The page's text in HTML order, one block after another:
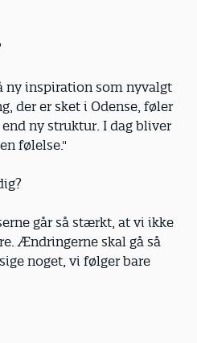
ny inspiration som nyvalgt
der er sket i Odense, føler
ny struktur. I dag bliver
følelse."
går så stærkt, at vi ikke
Ændringerne skal gå så
noget, vi følger bare